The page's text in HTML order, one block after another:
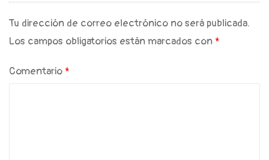
Tu dirección de correo electrónico no será publicada.
Los campos obligatorios están marcados con *
Comentario *